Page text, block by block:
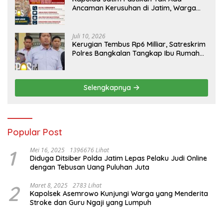
Ancaman Kerusuhan di Jatim, Warga
Juli 10, 2026
Kerugian Tembus Rp6 Milliar, Satreskrim
Polres Bangkalan Tangkap Ibu Rumah
Selengkapnya
Popular Post
1 Mei 16, 2025 1396676 Lihat
Diduga Ditsiber Polda Jatim Lepas Pelaku Judi Online
dengan Tebusan Uang Puluhan Juta
2 Maret 8, 2025 2783 Lihat
Kapolsek Asemrowo Kunjungi Warga yang Menderita
Stroke dan Guru Ngaji yang Lumpuh